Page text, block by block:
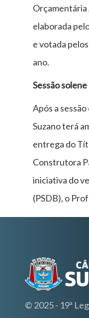
Orçamentária
elaborada
e votada
ano.
Sessão solene
Após a
Suzano terá
entrega do
Construtora
iniciativa do
(PSDB), o
© 2025 - 19ª